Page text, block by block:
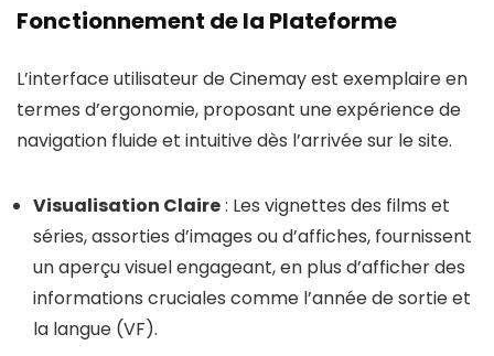
Fonctionnement de la Plateforme
L’interface utilisateur de Cinemay est exemplaire en
termes d’ergonomie, proposant une expérience de
navigation fluide et intuitive dès l’arrivée sur le site.
Visualisation Claire: Les vignettes des films et
séries, assorties d’images ou d’affiches, fournissent
un aperçu visuel engageant, en plus d’afficher des
informations cruciales comme l’année de sortie et
la langue (VF).